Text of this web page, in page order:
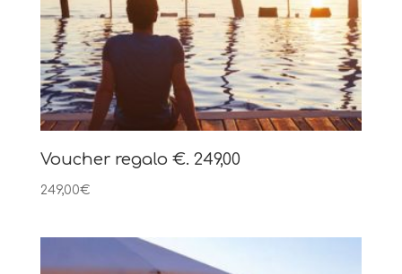
Voucher regalo €. 249,00
249,00€